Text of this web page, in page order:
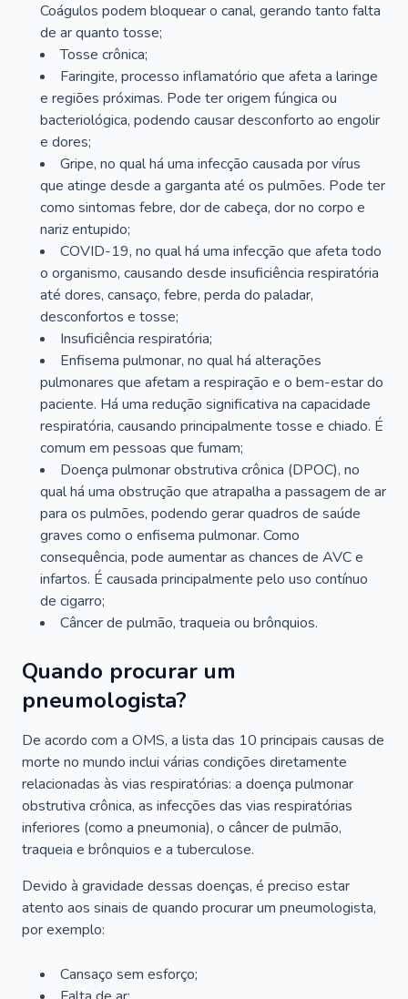
Coágulos podem bloquear o canal, gerando tanto falta
de ar quanto tosse;
Tosse crônica;
Faringite, processo inflamatório que afeta a laringe
e regiões próximas. Pode ter origem fúngica ou
bacteriológica, podendo causar desconforto ao engolir
e dores;
Gripe, no qual há uma infecção causada por vírus
que atinge desde a garganta até os pulmões. Pode ter
como sintomas febre, dor de cabeça, dor no corpo e
nariz entupido;
COVID-19, no qual há uma infecção que afeta todo
o organismo, causando desde insuficiência respiratória
até dores, cansaço, febre, perda do paladar,
desconfortos e tosse;
Insuficiência respiratória;
Enfisema pulmonar, no qual há alterações
pulmonares que afetam a respiração e o bem-estar do
paciente. Há uma redução significativa na capacidade
respiratória, causando principalmente tosse e chiado. É
comum em pessoas que fumam;
Doença pulmonar obstrutiva crônica (DPOC), no
qual há uma obstrução que atrapalha a passagem de ar
para os pulmões, podendo gerar quadros de saúde
graves como o enfisema pulmonar. Como
consequência, pode aumentar as chances de AVC e
infartos. É causada principalmente pelo uso contínuo
de cigarro;
Câncer de pulmão, traqueia ou brônquios.
Quando procurar um
pneumologista?
De acordo com a OMS, a lista das 10 principais causas de
morte no mundo inclui várias condições diretamente
relacionadas às vias respiratórias: a doença pulmonar
obstrutiva crônica, as infecções das vias respiratórias
inferiores (como a pneumonia), o câncer de pulmão,
traqueia e brônquios e a tuberculose.
Devido à gravidade dessas doenças, é preciso estar
atento aos sinais de quando procurar um pneumologista,
por exemplo:
Cansaço sem esforço;